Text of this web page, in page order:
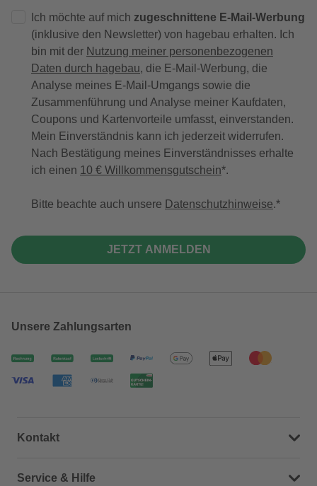
Ich möchte auf mich zugeschnittene E-Mail-Werbung
(inklusive den Newsletter) von hagebau erhalten. Ich
bin mit der Nutzung meiner personenbezogenen
Daten durch hagebau, die E-Mail-Werbung, die
Analyse meines E-Mail-Umgangs sowie die
Zusammenführung und Analyse meiner Kaufdaten,
Coupons und Kartenvorteile umfasst, einverstanden.
Mein Einverständnis kann ich jederzeit widerrufen.
Nach Bestätigung meines Einverständnisses erhalte
ich einen 10 € Willkommensgutschein*.
Bitte beachte auch unsere Datenschutzhinweise.
JETZT ANMELDEN
Unsere Zahlungsarten
Kontakt
Dein Kontakt zu uns
Service & Hilfe